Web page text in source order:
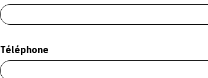
Téléphone